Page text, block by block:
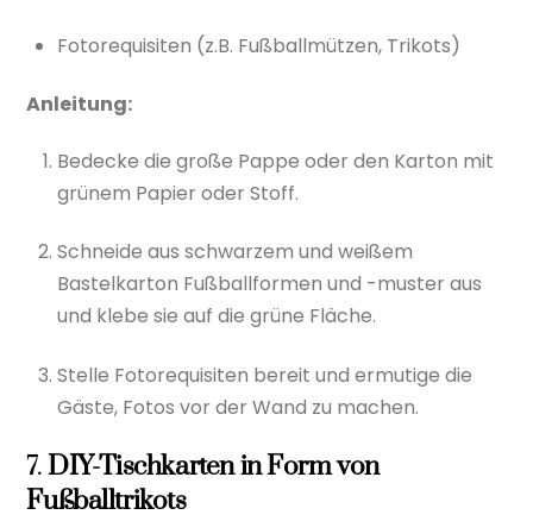
Fotorequisiten (z.B. Fußballmützen, Trikots)
Anleitung:
Bedecke die große Pappe oder den Karton mit
grünem Papier oder Stoff.
Schneide aus schwarzem und weißem
Bastelkarton Fußballformen und -muster aus
und klebe sie auf die grüne Fläche.
Stelle Fotorequisiten bereit und ermutige die
Gäste, Fotos vor der Wand zu machen.
7.DIY-Tischkarten in Form von
Fußballtrikots